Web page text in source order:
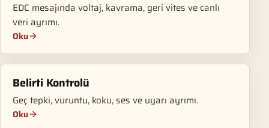
EDC mesajında voltaj, kavrama, geri vites ve canlı
veri ayrımı.
Oku
Belirti Kontrolü
Geç tepki, vuruntu, koku, ses ve uyarı ayrımı.
Oku